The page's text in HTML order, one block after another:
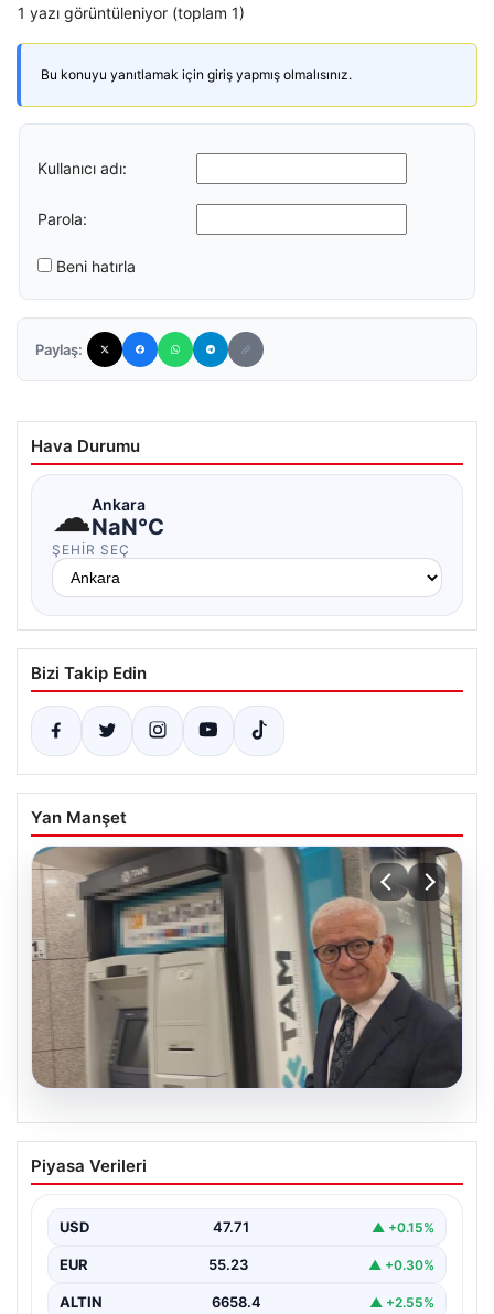
1 yazı görüntüleniyor (toplam 1)
Bu konuyu yanıtlamak için giriş yapmış olmalısınız.
Kullanıcı adı:
Parola:
Beni hatırla
Paylaş:
Hava Durumu
☁Ankara
NaN°C
ŞEHIR SEÇ
Bizi Takip Edin
Yan Manşet
06.08.2026
Ertuğrul Özkök’ün Hakaret İddiaları
Üzerine İfade Verdiği Detaylar
hakaret' suçlamasıyla yürütülen soruşturma
kapsamında alınan ifadesinde, bu tür…
Piyasa Verileri
USD 47.71 ▲ +0.15%
EUR 55.23 ▲ +0.30%
ALTIN 6658.4 ▲ +2.55%